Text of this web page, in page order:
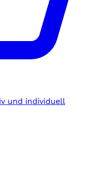
und individuell